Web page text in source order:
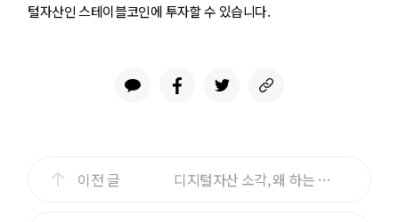
털자산인 스테이블코인에 투자할 수 있습니다.
이전 글 디지털자산 소각, 왜 하는 걸까?